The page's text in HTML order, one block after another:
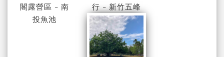
閣露營區 - 南
投魚池
行 - 新竹五峰